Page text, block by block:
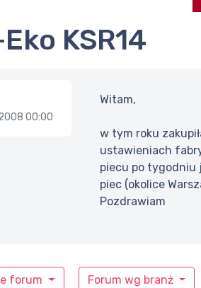
Eko KSR14
00:00
Witam,
w tym roku
ustawieniach
piecu po tygodniu
piec (okolice
Pozdrawiam
forum Forum wg branż